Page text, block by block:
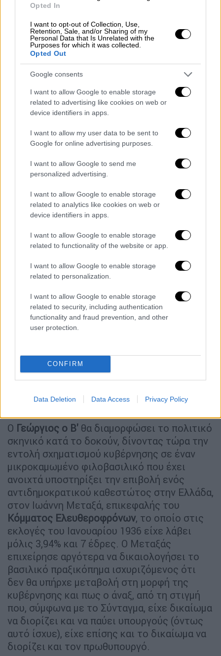
Opted In
I want to opt-out of Collection, Use,
Retention, Sale, and/or Sharing of my
Personal Data that Is Unrelated with the
Purposes for which it was collected.
Opted Out
Google consents
I want to allow Google to enable storage
related to advertising like cookies on web or
device identifiers in apps.
I want to allow my user data to be sent to
Google for online advertising purposes.
I want to allow Google to send me
personalized advertising.
I want to allow Google to enable storage
related to analytics like cookies on web or
device identifiers in apps.
I want to allow Google to enable storage
related to functionality of the website or app.
I want to allow Google to enable storage
related to personalization.
I want to allow Google to enable storage
related to security, including authentication
functionality and fraud prevention, and other
user protection.
CONFIRM
Data Deletion Data Access Privacy Policy
τελευταία τους πνοή µέσα σε έναν χρόνο!
αναβρασµός εξαιτίας σωρείας οικονοµικών
προβληµάτων που έχουν πολλαπλασιαστεί
από τη διεθνή ύφεση και την έλευση
προσφύγων από τη Μικρά Ασία.
Ο Γεώργιος ο Β παρέδωσε την Ελλάδα στον Μεταξά.
Copyright: AP PHOTOS
Ο Γεώργιος ο Β' θα διαµορφώσει το πολιτικό
σκηνικό κατά το δοκούν, δίνοντας τώρα την
εντολή σχηµατισµού κυβέρνησης σε έναν
µικροκαµωµένο φιλοβασιλικό που έχει
ανοιχτά υποστηρίξει την επιβολή ενός
αντιδηµοκρατικού καθεστώτος στην Ελλάδα,
στον Ιωάννη Μεταξά, επικεφαλής του
Κόµµατος Ελευθεροφρόνων, το οποίο στις
εκλογές του Ιανουαρίου 1936 είχε λάβει
µόλις 3,94% και 7 έδρες. Ο Μεταξάς
επιχείρησε αργότερα να δικαιολογήσει το
βασιλικό πραξικόπηµα ισχυριζόµενος ότι
δεν θα υπήρχε µεταβολή στη µορφή της
κυβέρνησης και πως ο άναξ, από τη στιγµή
που, σύµφωνα µε το Σύνταγµα, είχε δικαίωµα
να διορίζει και να παύει υπουργούς (όντως
αυτό ίσχυε), είχε επίσης και το δικαίωµα να
διορίζει και τον πρωθυπουργό.